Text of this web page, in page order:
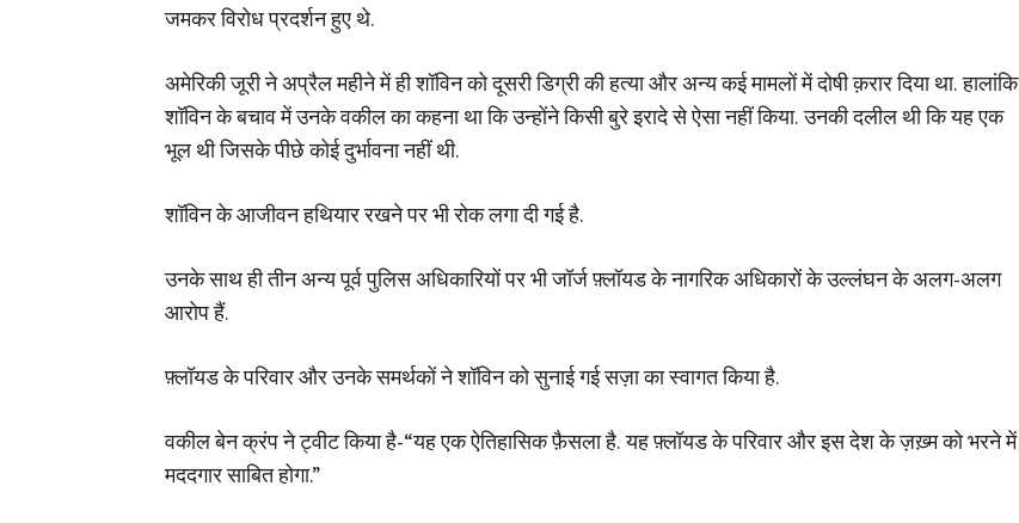
जमकर विरोध प्रदर्शन हुए थे.
अमेरिकी जूरी ने अप्रैल महीने में ही शॉविन को दूसरी डिग्री की हत्या और अन्य कई मामलों में दोषी क़रार दिया था. हालांकि
शॉविन के बचाव में उनके वकील का कहना था कि उन्होंने किसी बुरे इरादे से ऐसा नहीं किया. उनकी दलील थी कि यह एक
भूल थी जिसके पीछे कोई दुर्भावना नहीं थी.
शॉविन के आजीवन हथियार रखने पर भी रोक लगा दी गई है.
उनके साथ ही तीन अन्य पूर्व पुलिस अधिकारियों पर भी जॉर्ज फ़्लॉयड के नागरिक अधिकारों के उल्लंघन के अलग-अलग
आरोप हैं.
फ़्लॉयड के परिवार और उनके समर्थकों ने शॉविन को सुनाई गई सज़ा का स्वागत किया है.
वकील बेन क्रंप ने ट्वीट किया है-“यह एक ऐतिहासिक फ़ैसला है. यह फ़्लॉयड के परिवार और इस देश के ज़ख़्म को भरने में
मददगार साबित होगा.”